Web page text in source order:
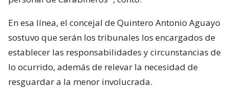
En esa línea, el concejal de Quintero Antonio Aguayo
sostuvo que serán los tribunales los encargados de
establecer las responsabilidades y circunstancias de
lo ocurrido, además de relevar la necesidad de
resguardar a la menor involucrada.